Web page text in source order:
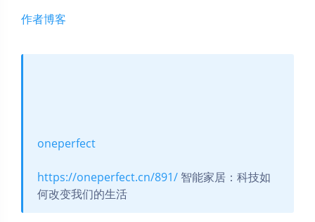
作者博客
oneperfect
https://oneperfect.cn/891/ 智能家居：科技如
何改变我们的生活